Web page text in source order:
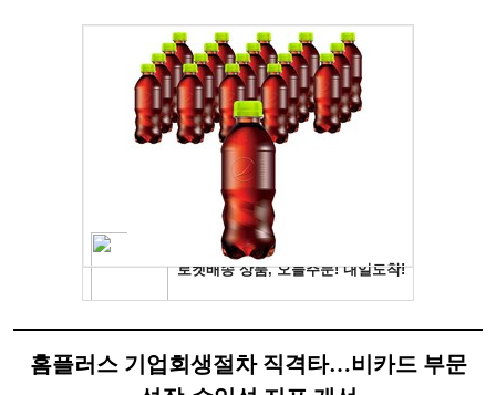
홈플러스 기업회생절차 직격타…비카드 부문